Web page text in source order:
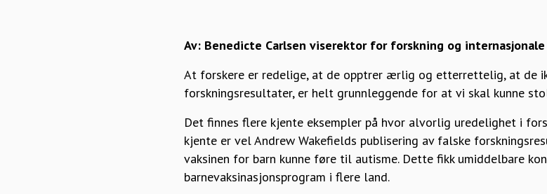
Av: Benedicte Carlsen viserektor for forskning og
At forskere er redelige, at de opptrer ærlig og etterrettelig, at de
forskningsresultater, er helt grunnleggende for at vi skal kunne
Det finnes flere kjente eksempler på hvor alvorlig uredelighet i
kjente er vel Andrew Wakefields publisering av falske
vaksinen for barn kunne føre til autisme. Dette fikk umiddelbare
barnevaksinasjonsprogram i flere land.